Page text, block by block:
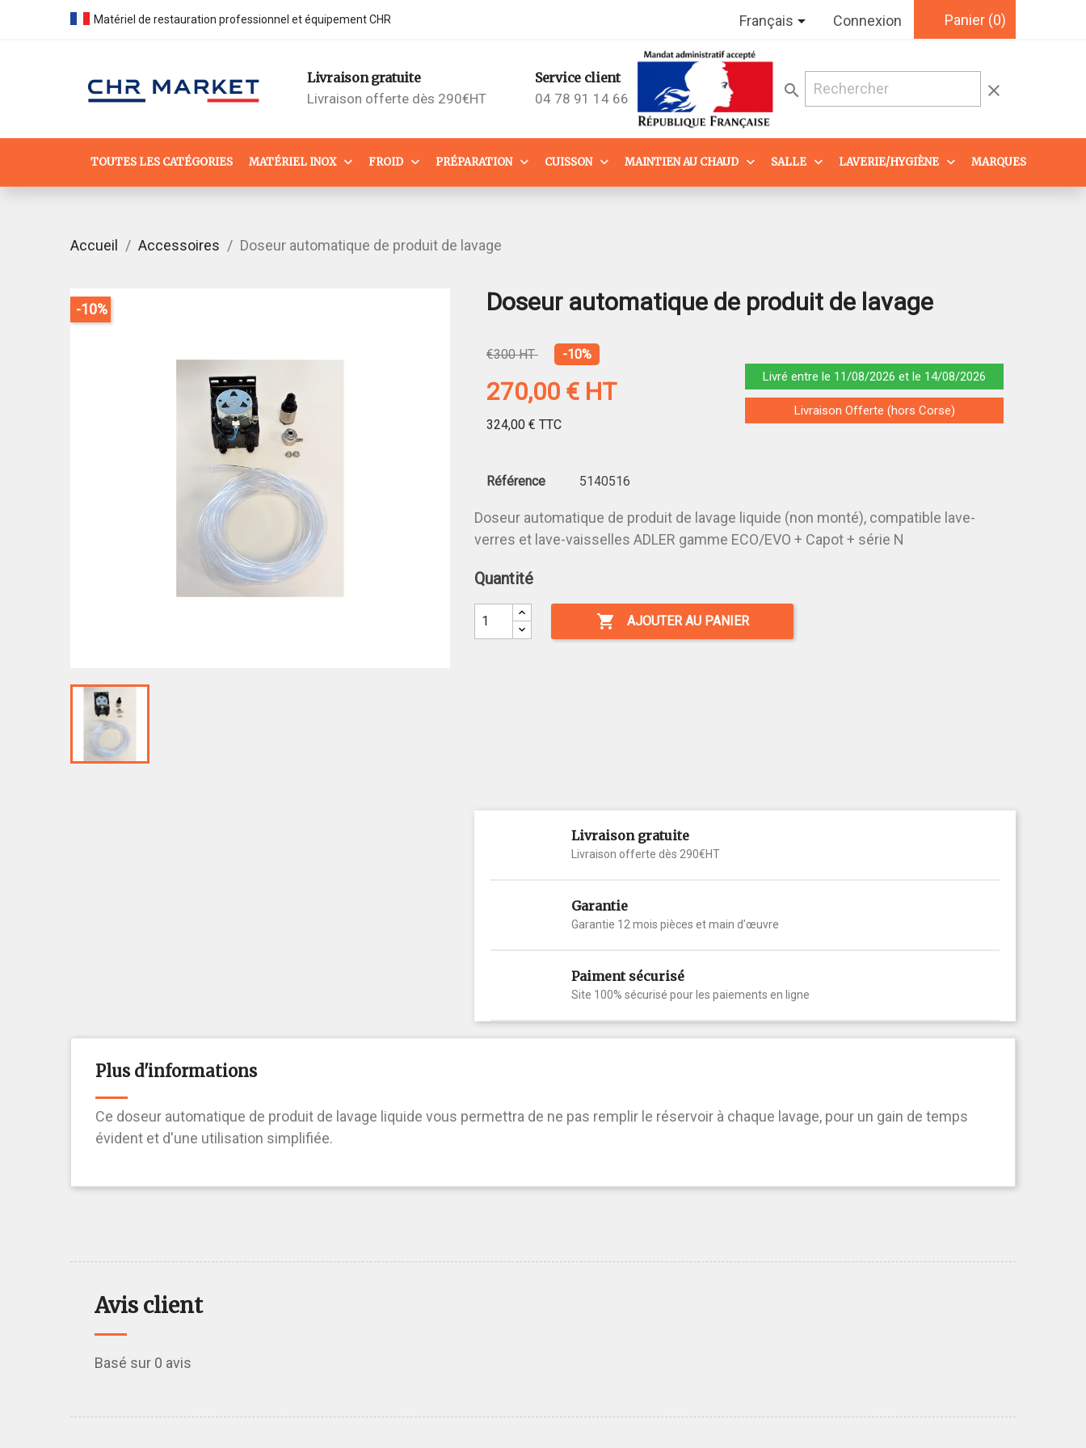
Matériel de restauration professionnel et équipement CHR Français Connexion Panier (0)
Livraison gratuite
Livraison offerte dès 290€HT
Service client
04 78 91 14 66
search clear
TOUTES LES CATÉGORIES MATÉRIEL INOX FROID PRÉPARATION CUISSON MAINTIEN AU CHAUD SALLE LAVERIE/HYGIÈNE MARQUES
Accueil Accessoires Doseur automatique de produit de lavage
-10% Doseur automatique de produit de lavage
€300 HT -10%
270,00 € HT
324,00 € TTC
Livré entre le 11/08/2026 et le 14/08/2026
Livraison Offerte (hors Corse)
Référence 5140516
Doseur automatique de produit de lavage liquide (non monté), compatible lave-
verres et lave-vaisselles ADLER gamme ECO/EVO + Capot + série N
Quantité
 AJOUTER AU PANIER
Livraison gratuite
Livraison offerte dès 290€HT
Garantie
Garantie 12 mois pièces et main d’œuvre
Paiment sécurisé
Site 100% sécurisé pour les paiements en ligne
Plus d'informations
Ce doseur automatique de produit de lavage liquide vous permettra de ne pas remplir le réservoir à chaque lavage, pour un gain de temps
évident et d'une utilisation simplifiée.
Avis client
Basé sur 0 avis